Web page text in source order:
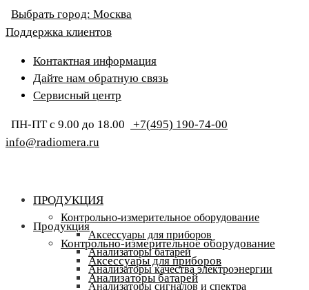
Выбрать город: Москва
Поддержка клиентов
Контактная информация
Дайте нам обратную связь
Сервисный центр
ПН-ПТ с 9.00 до 18.00
+7(495) 190-74-00
info@radiomera.ru
ПРОДУКЦИЯ
Контрольно-измерительное оборудование
Аксессуары для приборов
Анализаторы батарей
Анализаторы качества электроэнергии
Анализаторы сигналов и спектра
Продукция
Контрольно-измерительное оборудование
Аксессуары для приборов
Анализаторы батарей